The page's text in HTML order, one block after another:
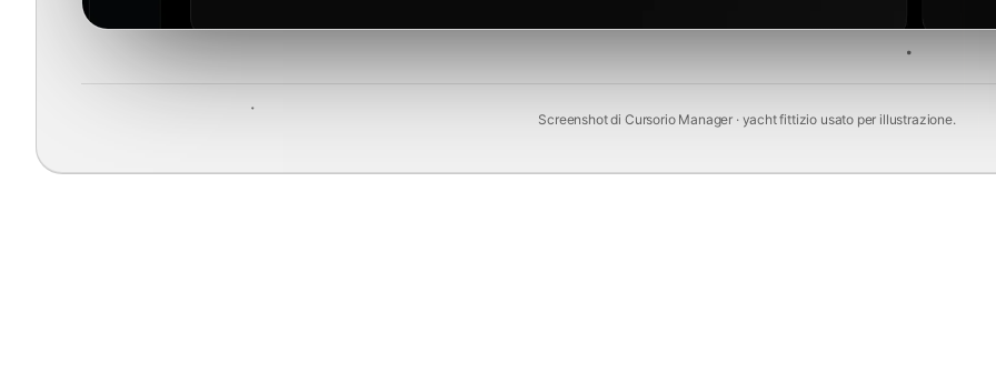
Screenshot di Cursorio Manager · yacht fittizio usato per illustrazione.